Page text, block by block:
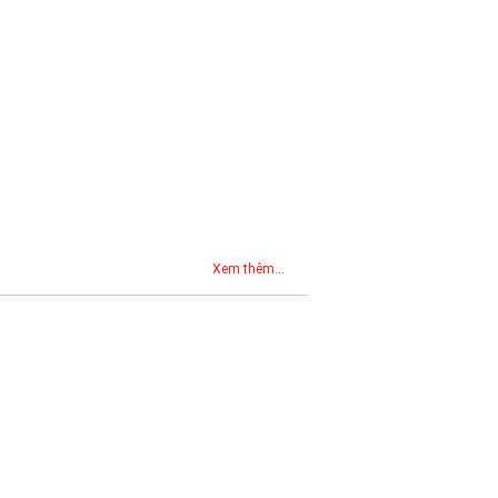
Xem thêm...